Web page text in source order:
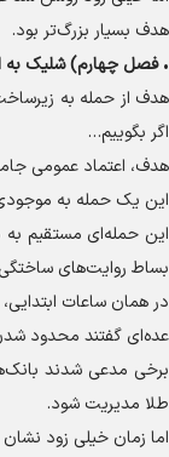
هدف بسیار بزرگ‌تر بود.
•فصل چهارم) شلیک به
هدف از حمله به
اگر بگوییم…
هدف، اعتماد عمومی
این یک حمله به
بساط روایت‌های ساختگی
در همان ساعات
عده‌ای گفتند محدود
برخی مدعی شدند
طلا مدیریت شود.
اما زمان خیلی زود